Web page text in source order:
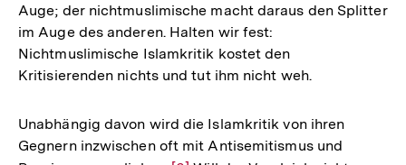
Auge; der nichtmuslimische macht daraus den Splitter
im Auge des anderen. Halten wir fest:
Nichtmuslimische Islamkritik kostet den
Kritisierenden nichts und tut ihm nicht weh.
Unabhängig davon wird die Islamkritik von ihren
Gegnern inzwischen oft mit Antisemitismus und